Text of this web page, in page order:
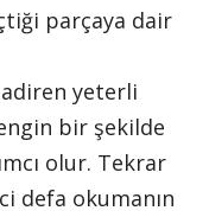
parçaya dair
yeterli
bir şekilde
olur. Tekrar
defa okumanın